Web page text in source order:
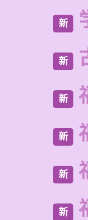
新
新
新
新
新
新